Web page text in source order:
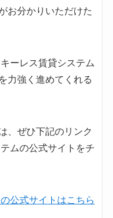
お分かりいただけた
ーレス賃貸システム
力強く進めてくれる
、ぜひ下記のリンク
ムの公式サイトをチ
公式サイトはこちら